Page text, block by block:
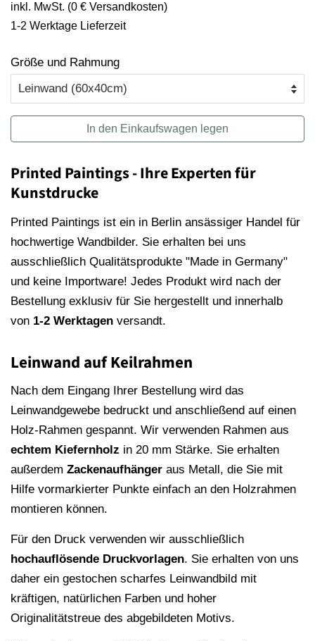
inkl. MwSt. (0 € Versandkosten)
1-2 Werktage Lieferzeit
Größe und Rahmung
In den Einkaufswagen legen
Printed Paintings - Ihre Experten für
Kunstdrucke
Printed Paintings ist ein in Berlin ansässiger Handel für
hochwertige Wandbilder. Sie erhalten bei uns
ausschließlich Qualitätsprodukte "Made in Germany"
und keine Importware! Jedes Produkt wird nach der
Bestellung exklusiv für Sie hergestellt und innerhalb
von 1-2 Werktagen versandt.
Leinwand auf Keilrahmen
Nach dem Eingang Ihrer Bestellung wird das
Leinwandgewebe bedruckt und anschließend auf einen
Holz-Rahmen gespannt. Wir verwenden Rahmen aus
echtem Kiefernholz in 20 mm Stärke. Sie erhalten
außerdem Zackenaufhänger aus Metall, die Sie mit
Hilfe vormarkierter Punkte einfach an den Holzrahmen
montieren können.
Für den Druck verwenden wir ausschließlich
hochauflösende Druckvorlagen. Sie erhalten von uns
daher ein gestochen scharfes Leinwandbild mit
kräftigen, natürlichen Farben und hoher
Originalitätstreue des abgebildeten Motivs.